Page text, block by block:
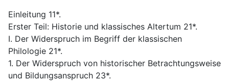
Einleitung 11*.
Erster Teil: Historie und klassisches Altertum 21*.
I. Der Widerspruch im Begriff der klassischen
Philologie 21*.
1. Der Widerspruch von historischer Betrachtungsweise
und Bildungsanspruch 23*.